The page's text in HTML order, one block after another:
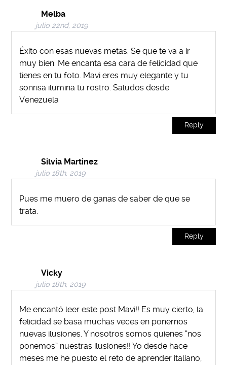
Melba
julio 22nd, 2019
Éxito con esas nuevas metas. Se que te va a ir
muy bien. Me encanta esa cara de felicidad que
tienes en tu foto. Mavi eres muy elegante y tu
sonrisa ilumina tu rostro. Saludos desde
Venezuela
Reply
Silvia Martinez
julio 18th, 2019
Pues me muero de ganas de saber de que se
trata.
Reply
Vicky
julio 18th, 2019
Me encantó leer este post Mavi!! Es muy cierto, la
felicidad se basa muchas veces en ponernos
nuevas ilusiones. Y nosotros somos quienes “nos
ponemos” nuestras ilusiones!! Yo desde hace
meses me he puesto el reto de aprender italiano,